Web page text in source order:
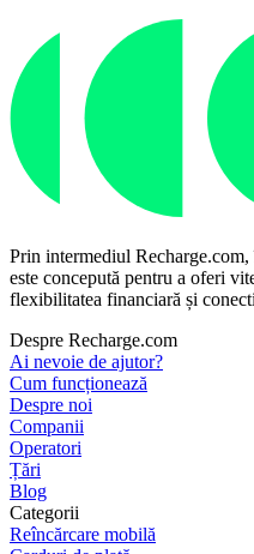
Prin intermediul
este concepută pentru a oferi
flexibilitatea financiară și
Despre Recharge.com
Ai nevoie de ajutor?
Cum funcționează
Despre noi
Companii
Operatori
Țări
Blog
Categorii
Reîncărcare mobilă